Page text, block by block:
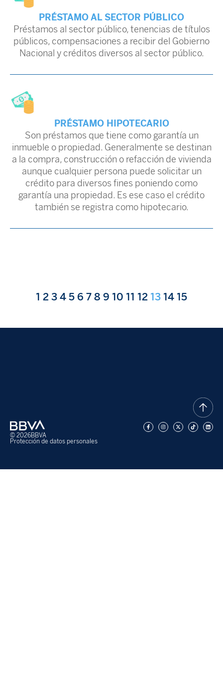
PRÉSTAMO AL SECTOR PÚBLICO
Préstamos al sector público, tenencias de títulos
públicos, compensaciones a recibir del Gobierno
Nacional y créditos diversos al sector público.
PRÉSTAMO HIPOTECARIO
Son préstamos que tiene como garantía un
inmueble o propiedad. Generalmente se destinan
a la compra, construcción o refacción de vivienda
aunque cualquier persona puede solicitar un
crédito para diversos fines poniendo como
garantía una propiedad. Es ese caso el crédito
también se registra como hipotecario.
1 2 3 4 5 6 7 8 9 10 11 12 13 14 15
© 2026BBVA
Protección de datos personales